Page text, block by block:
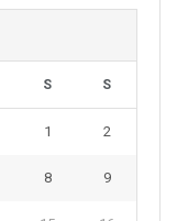
S S
1 2
8 9